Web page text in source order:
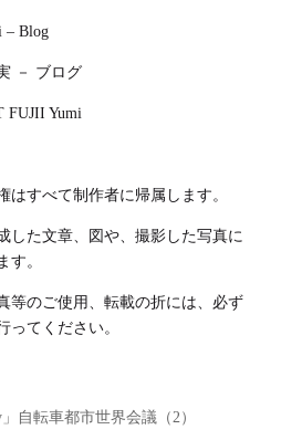
– Blog
－ ブログ
FUJII Yumi
はすべて制作者に帰属します。
した文章、図や、撮影した写真に
す。
等のご使用、転載の折には、必ず
ってください。
自転車都市世界会議（2）